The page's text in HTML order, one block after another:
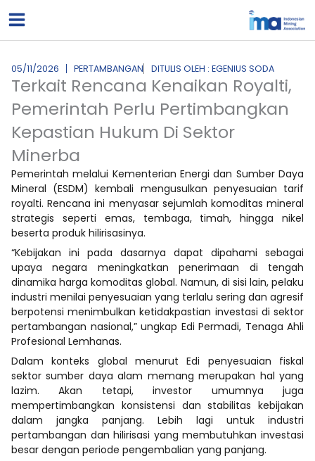
ke
05/11/2026 PERTAMBANGAN DITULIS OLEH : EGENIUS SODA
Terkait Rencana Kenaikan Royalti,
Pemerintah Perlu Pertimbangkan
Kepastian Hukum Di Sektor
Minerba
Pemerintah melalui Kementerian Energi dan Sumber Daya
Mineral (ESDM) kembali mengusulkan penyesuaian tarif
royalti. Rencana ini menyasar sejumlah komoditas mineral
strategis seperti emas, tembaga, timah, hingga nikel
beserta produk hilirisasinya.
“Kebijakan ini pada dasarnya dapat dipahami sebagai
upaya negara meningkatkan penerimaan di tengah
dinamika harga komoditas global. Namun, di sisi lain, pelaku
industri menilai penyesuaian yang terlalu sering dan agresif
berpotensi menimbulkan ketidakpastian investasi di sektor
pertambangan nasional,” ungkap Edi Permadi, Tenaga Ahli
Profesional Lemhanas.
Dalam konteks global menurut Edi penyesuaian fiskal
sektor sumber daya alam memang merupakan hal yang
lazim. Akan tetapi, investor umumnya juga
mempertimbangkan konsistensi dan stabilitas kebijakan
dalam jangka panjang. Lebih lagi untuk industri
pertambangan dan hilirisasi yang membutuhkan investasi
besar dengan periode pengembalian yang panjang.